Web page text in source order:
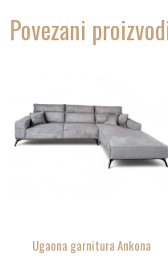
Povezani
Ugaona garnitura Ankona